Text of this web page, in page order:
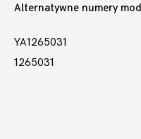
Alternatywne numery
YA1265031
1265031